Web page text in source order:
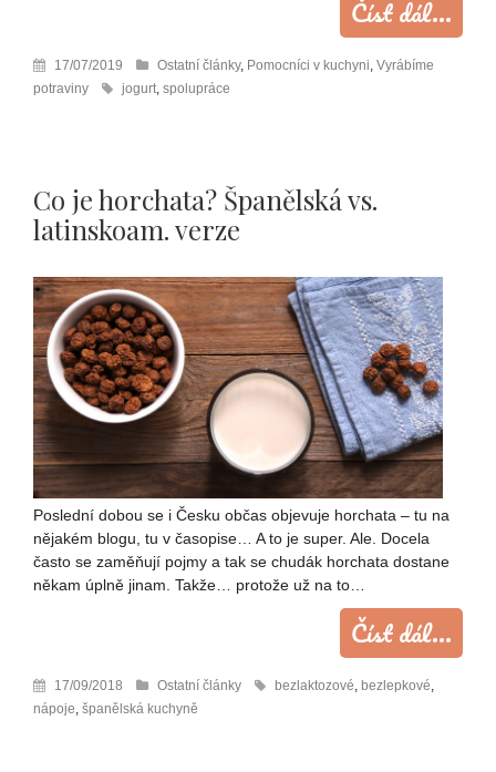
Číst dál...
17/07/2019 Ostatní články, Pomocníci v kuchyni, Vyrábíme
potraviny
jogurt, spolupráce
Co je horchata? Španělská vs.
latinskoam. verze
Poslední dobou se i Česku občas objevuje horchata – tu na
nějakém blogu, tu v časopise… A to je super. Ale. Docela
často se zaměňují pojmy a tak se chudák horchata dostane
někam úplně jinam. Takže… protože už na to…
Číst dál...
17/09/2018 Ostatní články bezlaktozové, bezlepkové,
nápoje, španělská kuchyně